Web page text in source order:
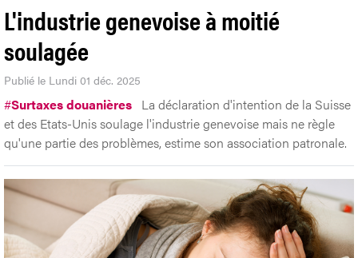
L'industrie genevoise à moitié
soulagée
Publié le Lundi 01 déc. 2025
#Surtaxes douanières La déclaration d'intention de la Suisse
et des Etats-Unis soulage l'industrie genevoise mais ne règle
qu'une partie des problèmes, estime son association patronale.